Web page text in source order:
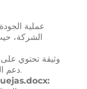
الشركة،
دعم المعلومات للشركة، نماذج معايير الأرشفة، وغيرها.